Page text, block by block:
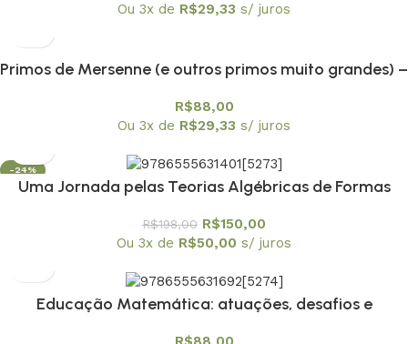
Ou 3x de R$29,33 s/ juros
Primos de Mersenne (e outros primos muito grandes) –
R$88,00
Ou 3x de R$29,33 s/ juros
-24%
Uma Jornada pelas Teorias Algébricas de Formas
R$198,00 R$150,00
Ou 3x de R$50,00 s/ juros
Educação Matemática: atuações, desafios e